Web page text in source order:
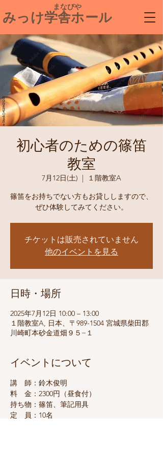
​ まなびや
みっけ学舎ホール
初心者のための篠笛
教室
7月12日(土)
  |
１階教室A
篠笛をお持ちでない方もお貸ししますので、
ぜひ体験してみてください。
チケットは販売されていません
他のイベントを見る
日時・場所
2025年7月12日 10:00 – 13:00
１階教室A, 日本、〒989-1504 宮城県柴田郡
川崎町本砂金道畑９５−１
イベントについて
講　師：鈴木俊明
料　金：2300円（昼食付）
持ち物：篠笛、筆記用具
定　員：10名